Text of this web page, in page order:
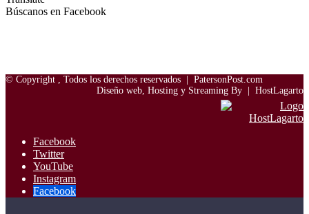
Búscanos en Facebook
© Copyright , Todos los derechos reservados | PatersonPost.com
Diseño web, Hosting y Streaming By | HostLagarto
Facebook
Twitter
YouTube
Instagram
Facebook